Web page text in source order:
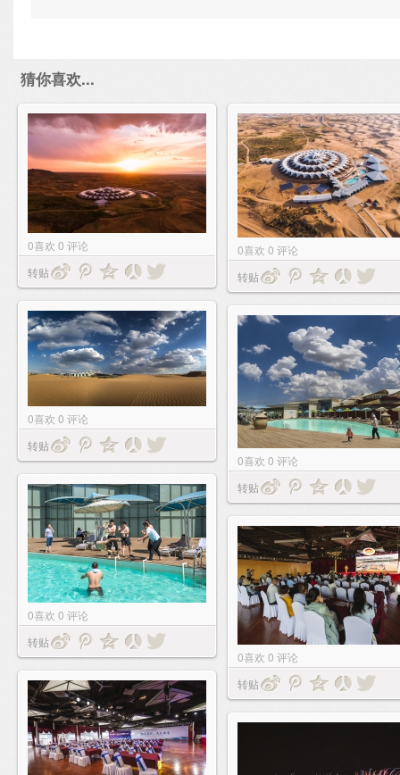
猜你喜欢...
0喜欢 0 评论
转贴
0喜欢 0 评论
转贴
0喜欢 0 评论
转贴
0喜欢 0 评论
转贴
0喜欢 0 评论
转贴
0喜欢 0 评论
转贴